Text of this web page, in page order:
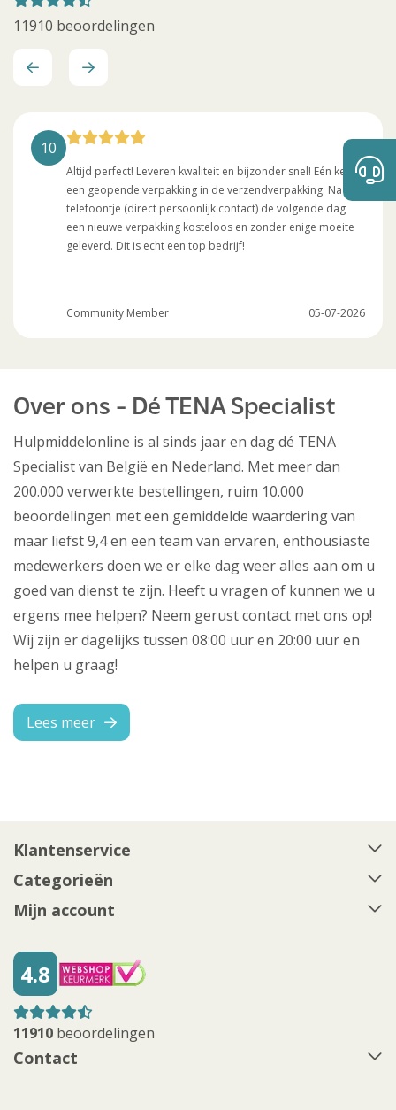
11910 beoordelingen
10
Altijd perfect! Leveren kwaliteit en bijzonder snel! Eén keer
een geopende verpakking in de verzendverpakking. Na één
telefoontje (direct persoonlijk contact) de volgende dag
een nieuwe verpakking kosteloos en zonder enige moeite
geleverd. Dit is echt een top bedrijf!
Community Member 05-07-2026
Over ons - Dé TENA Specialist
Hulpmiddelonline is al sinds jaar en dag dé TENA
Specialist van België en Nederland. Met meer dan
200.000 verwerkte bestellingen, ruim 10.000
beoordelingen met een gemiddelde waardering van
maar liefst 9,4 en een team van ervaren, enthousiaste
medewerkers doen we er elke dag weer alles aan om u
goed van dienst te zijn. Heeft u vragen of kunnen we u
ergens mee helpen? Neem gerust contact met ons op!
Wij zijn er dagelijks tussen 08:00 uur en 20:00 uur en
helpen u graag!
Lees meer
Klantenservice
Categorieën
Mijn account
4.8
11910 beoordelingen
Contact